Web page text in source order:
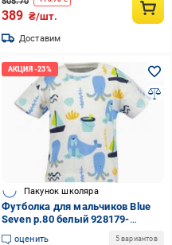
389 ₴/шт.
Доставим
Пакунок школяра
Футболка для мальчиков Blue
Seven р.80 белый 928179-
00/0001
оценить 5 вариантов